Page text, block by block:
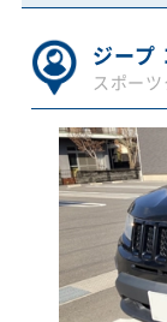
ジープ
スポー